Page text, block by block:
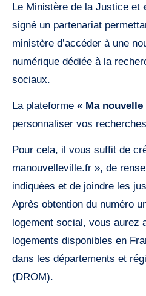
Le Ministère de la Justice et
signé un partenariat
ministère d’accéder à une
numérique dédiée à la
sociaux.
La plateforme « Ma
personnaliser vos
Pour cela, il vous suffit de
manouvelleville.fr », de
indiquées et de joindre les
Après obtention du numéro
logement social, vous aurez
logements disponibles en
dans les départements et
(DROM).